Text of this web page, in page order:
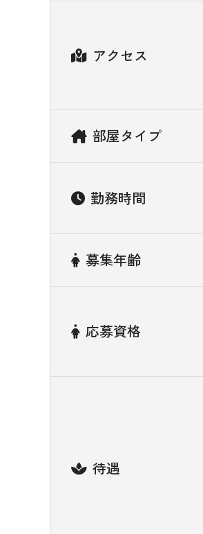
アクセス
部屋タイプ
勤務時間
募集年齢
応募資格
待遇